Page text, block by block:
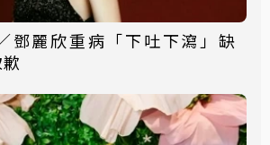
鄧麗欣重病「下吐下瀉」缺